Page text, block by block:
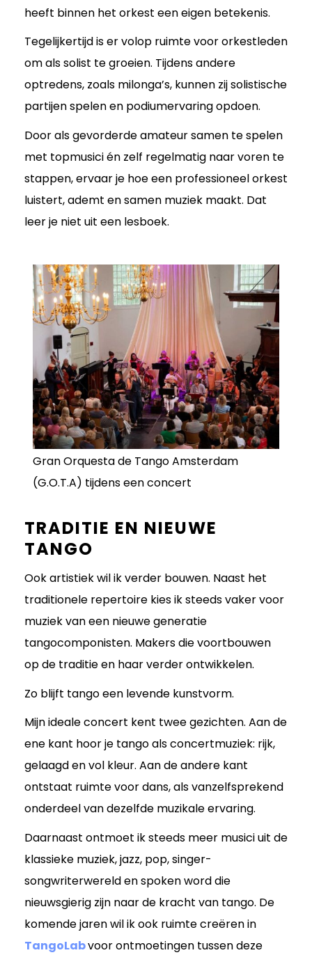
heeft binnen het orkest een eigen betekenis.
Tegelijkertijd is er volop ruimte voor orkestleden
om als solist te groeien. Tijdens andere
optredens, zoals milonga’s, kunnen zij solistische
partijen spelen en podiumervaring opdoen.
Door als gevorderde amateur samen te spelen
met topmusici én zelf regelmatig naar voren te
stappen, ervaar je hoe een professioneel orkest
luistert, ademt en samen muziek maakt. Dat
leer je niet uit een lesboek.
Gran Orquesta de Tango Amsterdam
(G.O.T.A) tijdens een concert
TRADITIE EN NIEUWE
TANGO
Ook artistiek wil ik verder bouwen. Naast het
traditionele repertoire kies ik steeds vaker voor
muziek van een nieuwe generatie
tangocomponisten. Makers die voortbouwen
op de traditie en haar verder ontwikkelen.
Zo blijft tango een levende kunstvorm.
Mijn ideale concert kent twee gezichten. Aan de
ene kant hoor je tango als concertmuziek: rijk,
gelaagd en vol kleur. Aan de andere kant
ontstaat ruimte voor dans, als vanzelfsprekend
onderdeel van dezelfde muzikale ervaring.
Daarnaast ontmoet ik steeds meer musici uit de
klassieke muziek, jazz, pop, singer-
songwriterwereld en spoken word die
nieuwsgierig zijn naar de kracht van tango. De
komende jaren wil ik ook ruimte creëren in
TangoLabvoor ontmoetingen tussen deze